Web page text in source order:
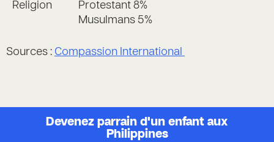
Religion
Protestant 8%
Musulmans 5%
Sources : Compassion International
Devenez parrain d'un enfant aux
Philippines